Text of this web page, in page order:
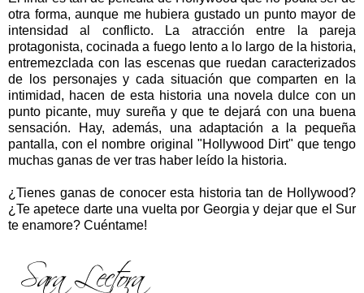
otra forma, aunque me hubiera gustado un punto mayor de
intensidad al conflicto. La atracción entre la pareja
protagonista, cocinada a fuego lento a lo largo de la historia,
entremezclada con las escenas que ruedan caracterizados
de los personajes y cada situación que comparten en la
intimidad, hacen de esta historia una novela dulce con un
punto picante, muy sureña y que te dejará con una buena
sensación. Hay, además, una adaptación a la pequeña
pantalla, con el nombre original "Hollywood Dirt" que tengo
muchas ganas de ver tras haber leído la historia.
¿Tienes ganas de conocer esta historia tan de Hollywood?
¿Te apetece darte una vuelta por Georgia y dejar que el Sur
te enamore? Cuéntame!